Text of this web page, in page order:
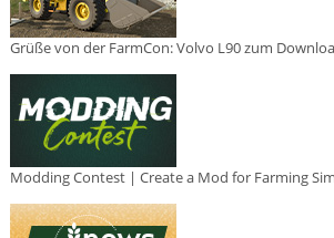
Grüße von der FarmCon: Volvo L90 zum
Modding Contest | Create a Mod for Farming